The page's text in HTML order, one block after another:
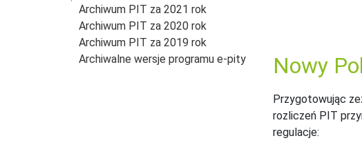
Archiwum PIT za 2021 rok
Archiwum PIT za 2020 rok
Archiwum PIT za 2019 rok
Archiwalne wersje programu e-pity
Nowy
Przygotowując
rozliczeń PIT
regulacje: